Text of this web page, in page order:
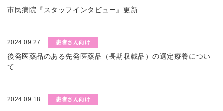
市民病院『スタッフインタビュー』更新
2024.09.27 患者さん向け
後発医薬品のある先発医薬品（長期収載品）の選定療養につい
て
2024.09.18 患者さん向け